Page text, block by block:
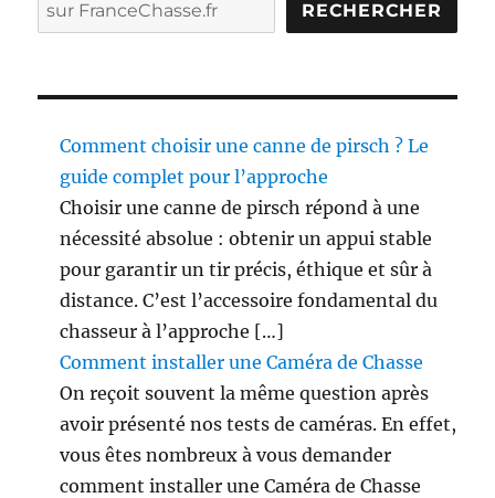
€
i
f
o
o
i
n
t
x
?
!
RECHERCHER
Comment choisir une canne de pirsch ? Le
guide complet pour l’approche
Choisir une canne de pirsch répond à une
nécessité absolue : obtenir un appui stable
pour garantir un tir précis, éthique et sûr à
distance. C’est l’accessoire fondamental du
chasseur à l’approche […]
Comment installer une Caméra de Chasse
On reçoit souvent la même question après
avoir présenté nos tests de caméras. En effet,
vous êtes nombreux à vous demander
comment installer une Caméra de Chasse